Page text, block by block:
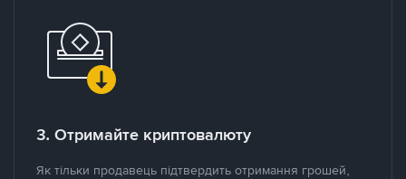
3. Отримайте криптовалюту
Як тільки продавець підтвердить отримання грошей,